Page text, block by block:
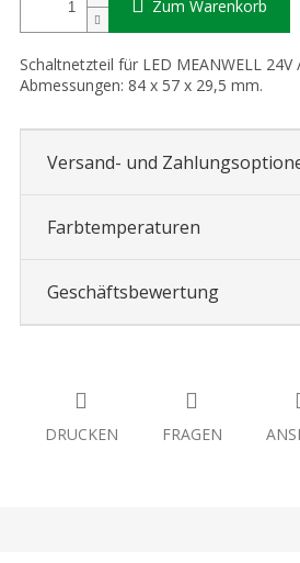
Zum Warenkorb
Schaltnetzteil für LED MEANWELL 24V
Abmessungen: 84 x 57 x 29,5 mm.
Versand- und
Farbtemperaturen
Geschäftsbewertung
DRUCKEN FRAGEN